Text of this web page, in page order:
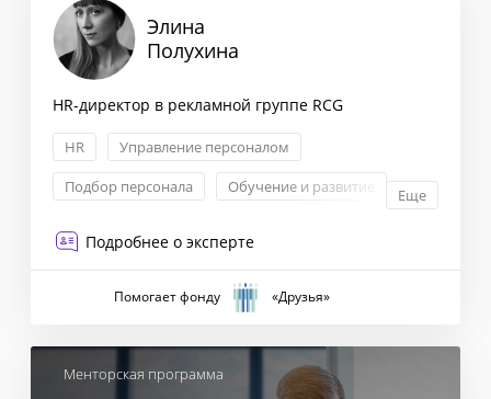
Элина
Полухина
HR-директор в рекламной группе RCG
HR
Управление персоналом
Подбор персонала
Обучение и развитие Еще
Подробнее о эксперте
Помогает фонду «Друзья»
Менторская программа